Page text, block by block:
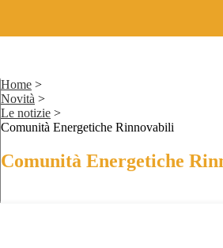
Home >
Novità >
Le notizie >
Comunità Energetiche Rinnovabili
Comunità Energetiche